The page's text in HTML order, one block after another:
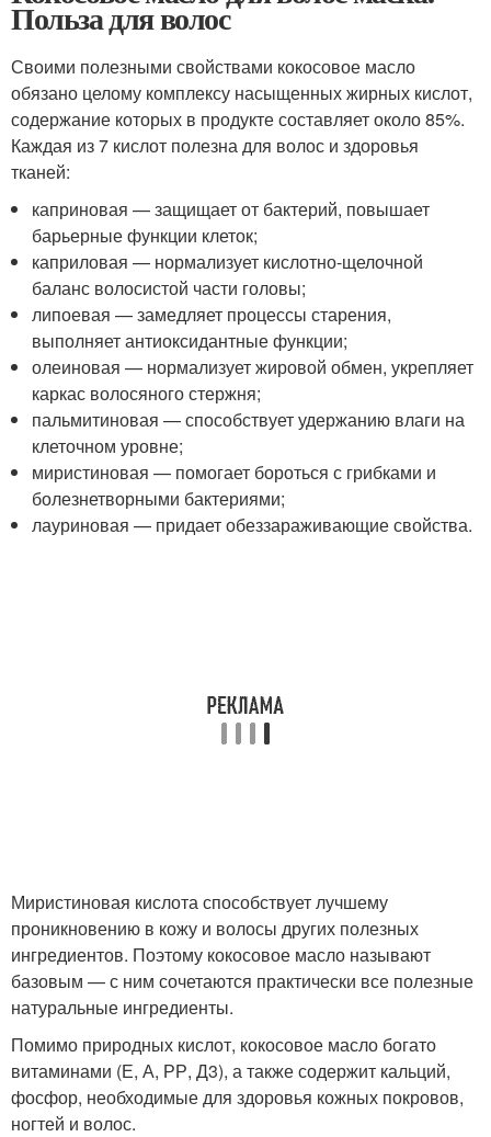
Польза для волос
Своими полезными свойствами кокосовое масло
обязано целому комплексу насыщенных жирных кислот,
содержание которых в продукте составляет около 85%.
Каждая из 7 кислот полезна для волос и здоровья
тканей:
каприновая — защищает от бактерий, повышает
барьерные функции клеток;
каприловая — нормализует кислотно-щелочной
баланс волосистой части головы;
липоевая — замедляет процессы старения,
выполняет антиоксидантные функции;
олеиновая — нормализует жировой обмен, укрепляет
каркас волосяного стержня;
пальмитиновая — способствует удержанию влаги на
клеточном уровне;
миристиновая — помогает бороться с грибками и
болезнетворными бактериями;
лауриновая — придает обеззараживающие свойства.
Миристиновая кислота способствует лучшему
проникновению в кожу и волосы других полезных
ингредиентов. Поэтому кокосовое масло называют
базовым — с ним сочетаются практически все полезные
натуральные ингредиенты.
Помимо природных кислот, кокосовое масло богато
витаминами (Е, А, РР, Д3), а также содержит кальций,
фосфор, необходимые для здоровья кожных покровов,
ногтей и волос.